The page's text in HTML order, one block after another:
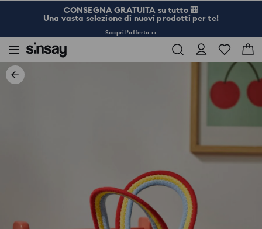
CONSEGNA GRATUITA su tutto 🎒
Una vasta selezione di nuovi prodotti per te!
Scopri l’offerta >>